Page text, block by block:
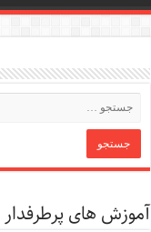
آموزش های پرطرفدار